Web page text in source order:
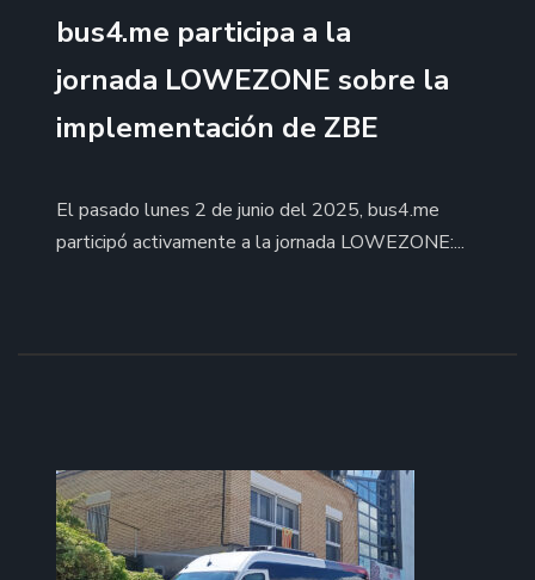
bus4.me participa a la
jornada LOWEZONE sobre la
implementación de ZBE
El pasado lunes 2 de junio del 2025, bus4.me
participó activamente a la jornada LOWEZONE:...